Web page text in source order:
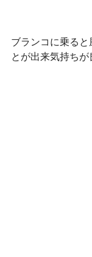
ブランコに乗る
とが出来気持ち